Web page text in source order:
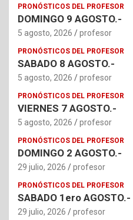
PRONÓSTICOS DEL PROFESOR
DOMINGO 9 AGOSTO.-
5 agosto, 2026 profesor
PRONÓSTICOS DEL PROFESOR
SABADO 8 AGOSTO.-
5 agosto, 2026 profesor
PRONÓSTICOS DEL PROFESOR
VIERNES 7 AGOSTO.-
5 agosto, 2026 profesor
PRONÓSTICOS DEL PROFESOR
DOMINGO 2 AGOSTO.-
29 julio, 2026 profesor
PRONÓSTICOS DEL PROFESOR
SABADO 1ero AGOSTO.-
29 julio, 2026 profesor